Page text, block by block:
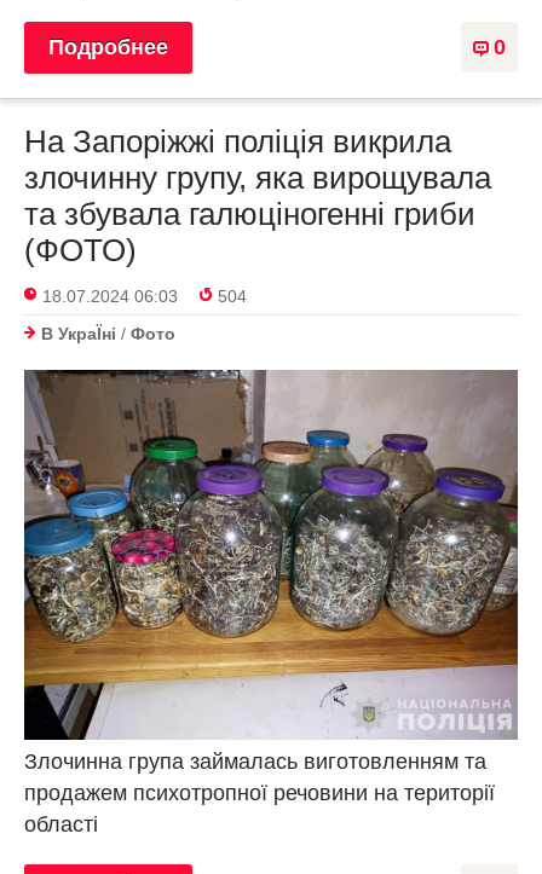
0
Подробнее
На Запоріжжі поліція викрила
злочинну групу, яка вирощувала
та збувала галюціногенні гриби
(ФОТО)
18.07.2024 06:03
504
В УкраЇнi / Фото
Злочинна група займалась виготовленням та
продажем психотропної речовини на території
області